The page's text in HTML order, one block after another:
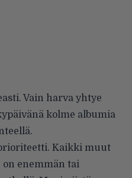
Vain harva yhtye
kolme albumia
Kaikki muut
on enemmän tai